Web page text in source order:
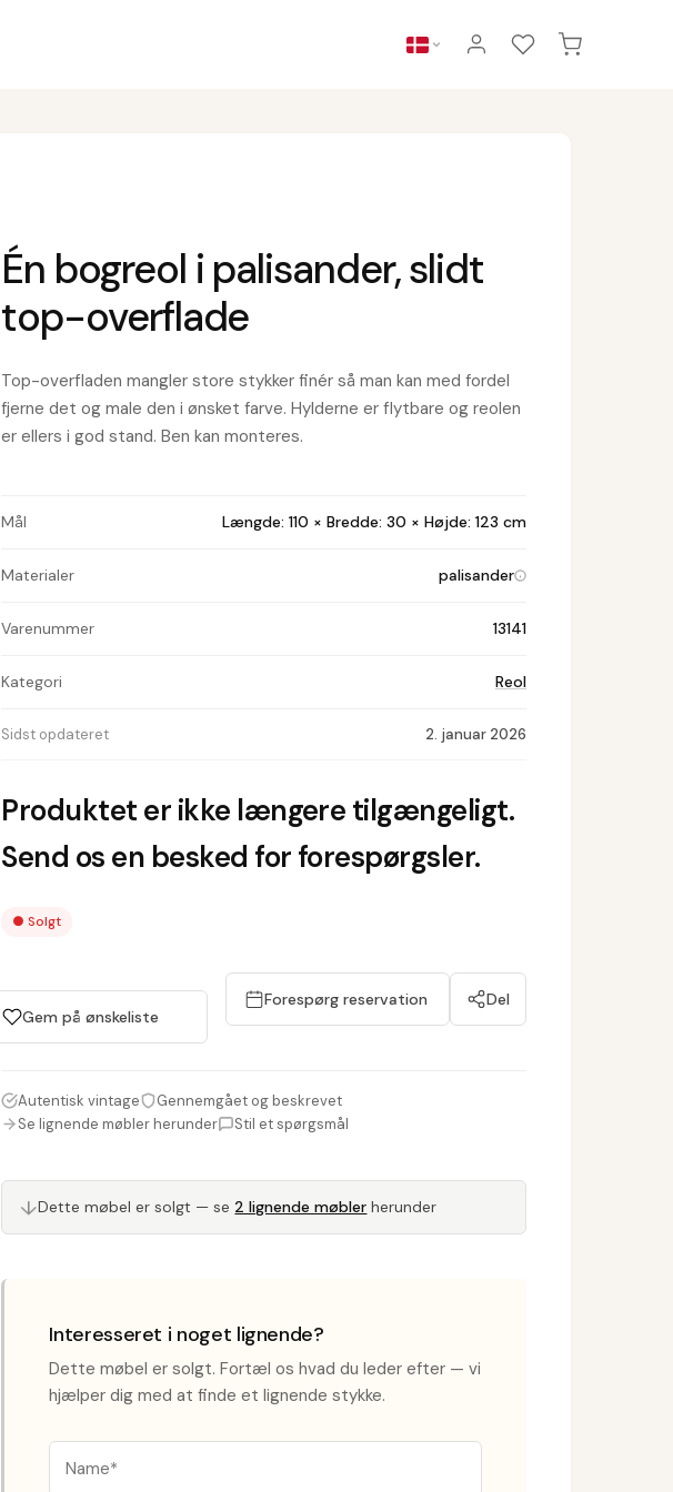
Én bogreol i palisander, slidt
top-overflade
Top-overfladen mangler store stykker finér så man kan med fordel
fjerne det og male den i ønsket farve. Hylderne er flytbare og reolen
er ellers i god stand. Ben kan monteres.
Mål Længde: 110 × Bredde: 30 × Højde: 123 cm
Materialer palisander
Varenummer 13141
Kategori Reol
Sidst opdateret 2. januar 2026
Produktet er ikke længere tilgængeligt.
Send os en besked for forespørgsler.
●Solgt
Gem på ønskeliste
Forespørg reservation Del
Autentisk vintage
Gennemgået og beskrevet
Se lignende møbler herunder
Stil et spørgsmål
↓Dette møbel er solgt — se 2 lignende møbler herunder
Interesseret i noget lignende?
Dette møbel er solgt. Fortæl os hvad du leder efter — vi
hjælper dig med at finde et lignende stykke.